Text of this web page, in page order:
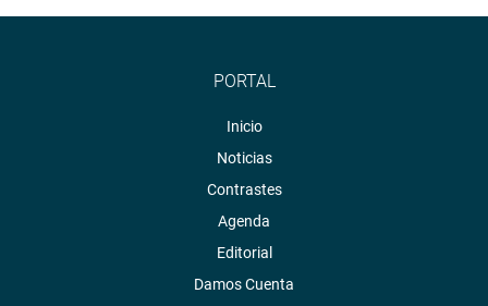
PORTAL
Inicio
Noticias
Contrastes
Agenda
Editorial
Damos Cuenta